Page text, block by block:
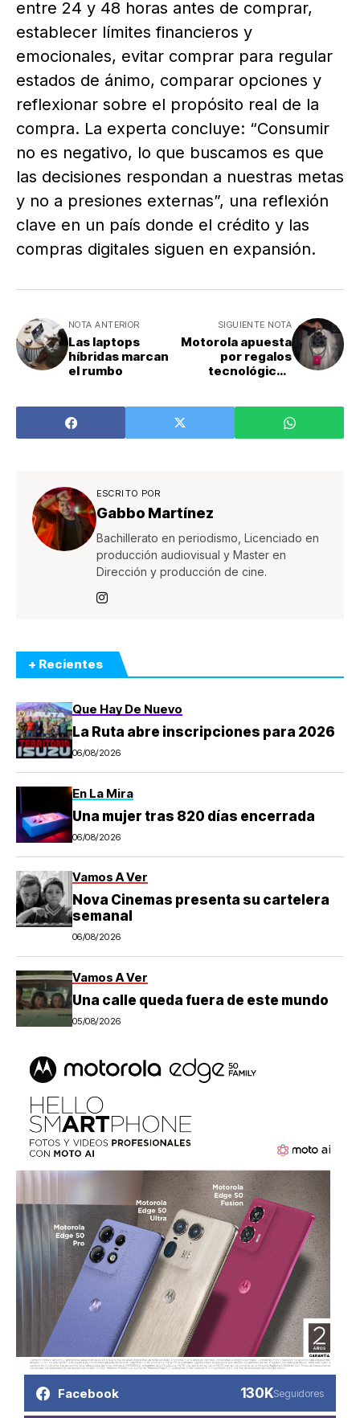
entre 24 y 48 horas antes de comprar,
establecer límites financieros y
emocionales, evitar comprar para regular
estados de ánimo, comparar opciones y
reflexionar sobre el propósito real de la
compra. La experta concluye: “Consumir
no es negativo, lo que buscamos es que
las decisiones respondan a nuestras metas
y no a presiones externas”, una reflexión
clave en un país donde el crédito y las
compras digitales siguen en expansión.
NOTA ANTERIOR
Las laptops
híbridas marcan
el rumbo
SIGUIENTE NOTA
Motorola apuesta
por regalos
tecnológicos
ESCRITO POR
Gabbo Martínez
Bachillerato en periodismo, Licenciado en
producción audiovisual y Master en
Dirección y producción de cine.
+ Recientes
Que Hay De Nuevo
La Ruta abre inscripciones para 2026
06/08/2026
En La Mira
Una mujer tras 820 días encerrada
06/08/2026
Vamos A Ver
Nova Cinemas presenta su cartelera
semanal
06/08/2026
Vamos A Ver
Una calle queda fuera de este mundo
05/08/2026
Facebook 130KSeguidores